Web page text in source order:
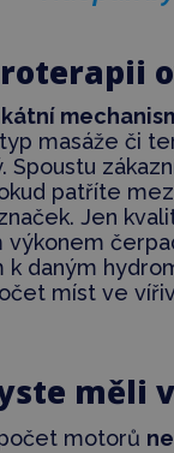
masáže či
Spoustu
patříte
Jen
výkonem
daným
míst ve
měli
motorů